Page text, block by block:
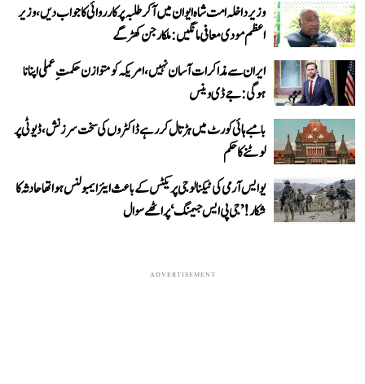
وزیر داخلہ امت شاہ ایوان میں آ کر طلبہ پر کارروائی کا جواب دیں، وزیر
اعظم مودی معافی مانگیں: ملکارجن کھڑگے
ایران سے مذاکرات آسان نہیں، امریکہ کو متوازن حکمتِ عملی اپنانا
ہوگی: جے ڈی وینس
بامبے ہائی کورٹ میں ہڑتال کر رہے ڈاکٹروں کی سخت سرزنش، ڈیوٹی پر
لوٹنے کا حکم
یو ایس آرمی کی ٹیکنالوجی پریکٹس کے باعث ایئر ایمبولنس ہوا تھا حادثہ کا
شکار! ’جی پی ایس جیمنگ‘ پر اٹھے سوال
ADVERTISEMENT